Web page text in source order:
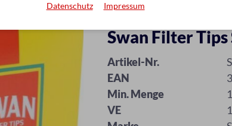
Swan Filter Tips
Artikel-Nr.
EAN
Min. Menge
VE
Datenschutz Impressum